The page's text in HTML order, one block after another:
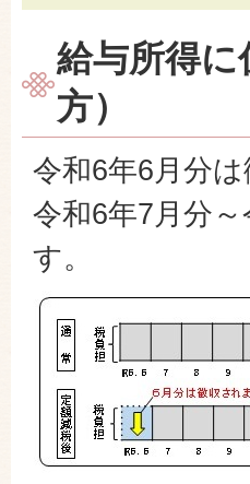
給与所得に
方）
令和6年6月分
令和6年7月分
す。